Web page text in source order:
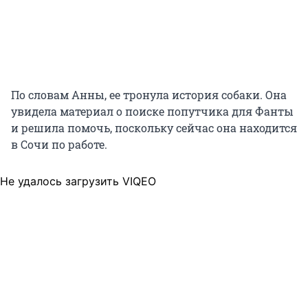
По словам Анны, ее тронула история собаки. Она
увидела материал о поиске попутчика для Фанты
и решила помочь, поскольку сейчас она находится
в Сочи по работе.
Не удалось загрузить VIQEO